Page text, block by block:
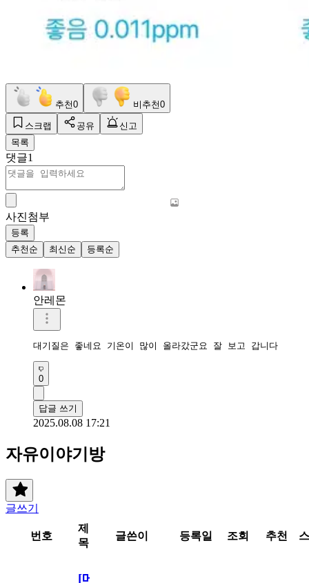
추천0 비추천0
스크랩 공유
신고
목록
댓글1
사진첨부
등록
추천순
최신순 등록순
안레몬
대기질은 좋네요 기온이 많이 올라갔군요 잘 보고 갑니다
0
답글 쓰기
2025.08.08 17:21
자유이야기방
글쓰기
번호
제
목
글쓴이 등록일 조회 추천
[메